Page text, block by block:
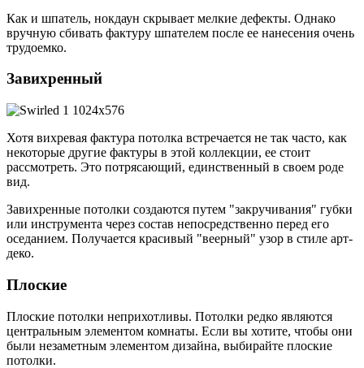
Как и шпатель, нокдаун скрывает мелкие дефекты. Однако
вручную сбивать фактуру шпателем после ее нанесения очень
трудоемко.
Завихренный
Хотя вихревая фактура потолка встречается не так часто, как
некоторые другие фактуры в этой коллекции, ее стоит
рассмотреть. Это потрясающий, единственный в своем роде
вид.
Завихренные потолки создаются путем "закручивания" губки
или инструмента через состав непосредственно перед его
оседанием. Получается красивый "веерный" узор в стиле арт-
деко.
Плоские
Плоские потолки неприхотливы. Потолки редко являются
центральным элементом комнаты. Если вы хотите, чтобы они
были незаметным элементом дизайна, выбирайте плоские
потолки.